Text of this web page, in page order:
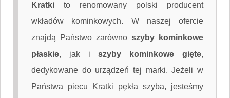
Kratki to renomowany polski producent
wkładów kominkowych. W naszej ofercie
znajdą Państwo zarówno szyby kominkowe
płaskie, jak iszyby kominkowe gięte,
dedykowane do urządzeń tej marki. Jeżeli w
Państwa piecu Kratki pękła szyba, jesteśmy